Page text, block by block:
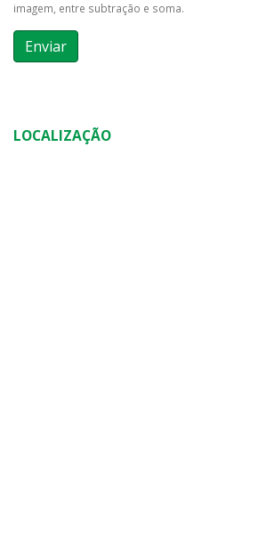
imagem, entre subtração e soma.
LOCALIZAÇÃO